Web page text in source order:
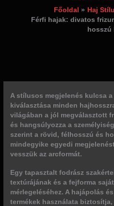
Főoldal
Haj
Férfi hajak: divatos
hosszú
A stílusos megjelenés kulcsa
kiválasztása minden
világában a jól megválasztott
és hangsúlyozza a
szerint a rövid, félhosszú és
mindegyike egyedi
vesszük az arcformát.
Egy tapasztalt fodrász
textúrájának és a fejforma
mérlegeléséhez. A hajápolás
termékek használata